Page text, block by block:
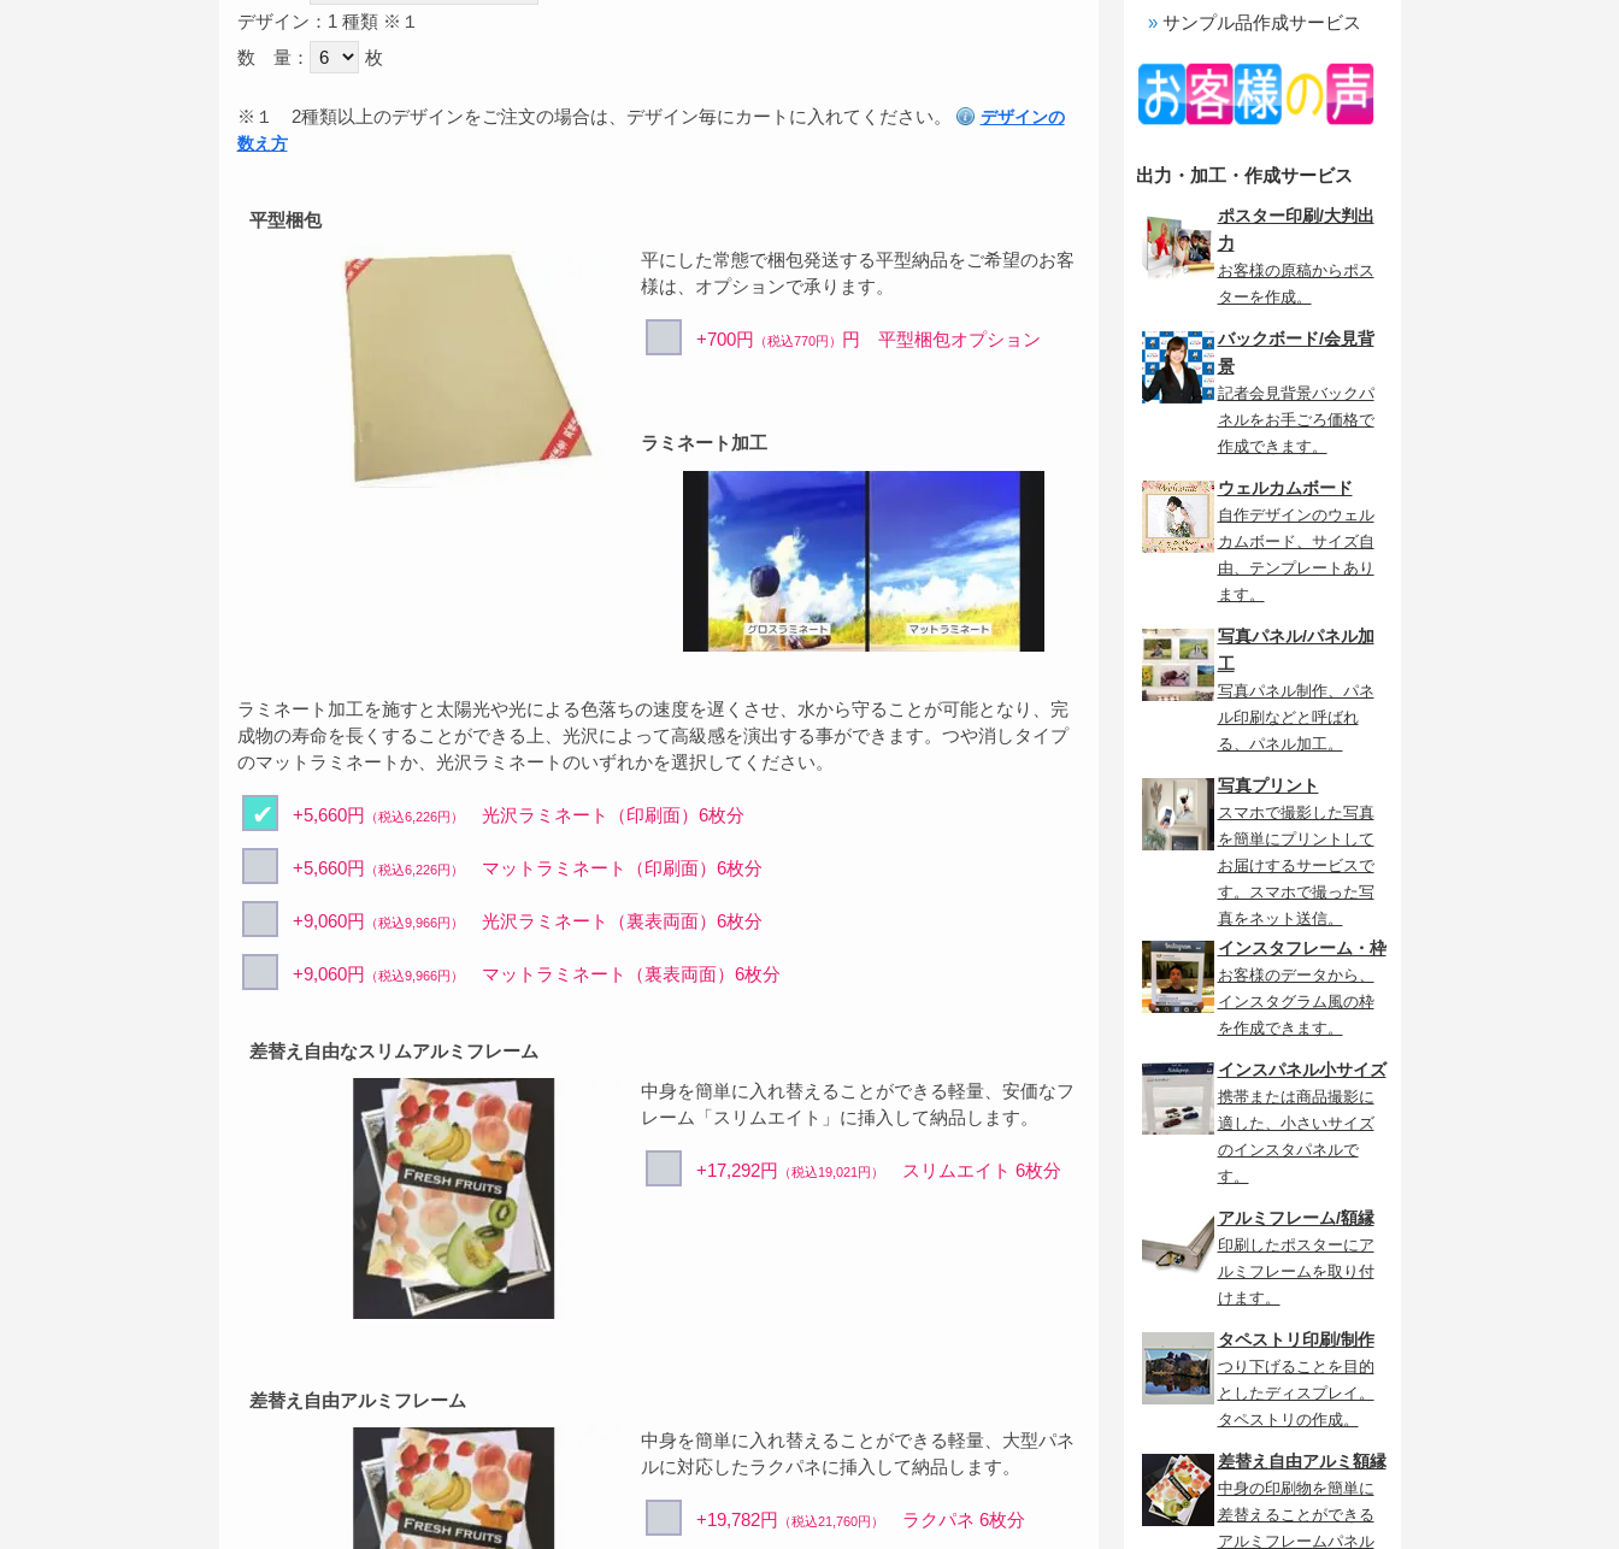
デザイン：1 種類 ※１
数 量：
枚
※１ 2種類以上のデザインをご注文の場合は、デザイン毎にカートに入れてください。
デザインの
数え方
平型梱包
平にした常態で梱包発送する平型納品をご希望のお客
様は、オプションで承ります。
+700円 （税込770円） 円 平型梱包オプション
ラミネート加工
ラミネート加工を施すと太陽光や光による色落ちの速度を遅くさせ、水から守ることが可能となり、完
成物の寿命を長くすることができる上、光沢によって高級感を演出する事ができます。つや消しタイプ
のマットラミネートか、光沢ラミネートのいずれかを選択してください。
+5,660円 （税込6,226円） 光沢ラミネート（印刷面）6枚分
+5,660円 （税込6,226円） マットラミネート（印刷面）6枚分
+9,060円 （税込9,966円） 光沢ラミネート（裏表両面）6枚分
+9,060円 （税込9,966円） マットラミネート（裏表両面）6枚分
差替え自由なスリムアルミフレーム
中身を簡単に入れ替えることができる軽量、安価なフ
レーム「スリムエイト」に挿入して納品します。
+17,292円 （税込19,021円） スリムエイト 6枚分
差替え自由アルミフレーム
中身を簡単に入れ替えることができる軽量、大型パネ
ルに対応したラクパネに挿入して納品します。
+19,782円 （税込21,760円） ラクパネ 6枚分
サンプル品作成サービス
出力・加工・作成サービス
ポスター印刷/大判出
力
お客様の原稿からポス
ターを作成。
バックボード/会見背
景
記者会見背景バックパ
ネルをお手ごろ価格で
作成できます。
ウェルカムボード
自作デザインのウェル
カムボード、サイズ自
由、テンプレートあり
ます。
写真パネル/パネル加
工
写真パネル制作、パネ
ル印刷などと呼ばれ
る、パネル加工。
写真プリント
スマホで撮影した写真
を簡単にプリントして
お届けするサービスで
す。スマホで撮った写
真をネット送信。
インスタフレーム・枠
お客様のデータから、
インスタグラム風の枠
を作成できます。
インスパネル小サイズ
携帯または商品撮影に
適した、小さいサイズ
のインスタパネルで
す。
アルミフレーム/額縁
印刷したポスターにア
ルミフレームを取り付
けます。
タペストリ印刷/制作
つり下げることを目的
としたディスプレイ。
タペストリの作成。
差替え自由アルミ額縁
中身の印刷物を簡単に
差替えることができる
アルミフレームパネル